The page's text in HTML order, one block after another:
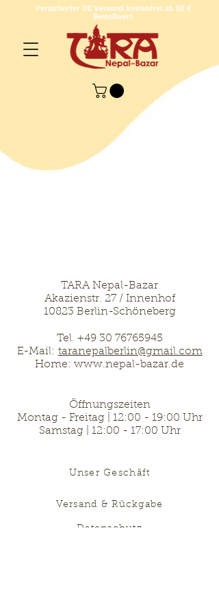
Versicherter DE Versand kostenfrei ab 50 €
Bestellwert
TARA Nepal-Bazar
Akazienstr. 27 / Innenhof
10823 Berlin-Schöneberg
Tel. +49 30 76765945
E-Mail: taranepalberlin@gmail.com
Home: www.nepal-bazar.de
Öffnungszeiten
Montag - Freitag | 12:00 - 19:00 Uhr
Samstag | 12:00 - 17:00 Uhr
Unser Geschäft
Versand & Rückgabe
Datenschutz